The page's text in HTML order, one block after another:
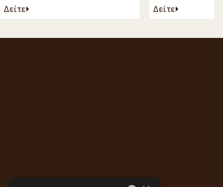
Δείτε
Δείτε